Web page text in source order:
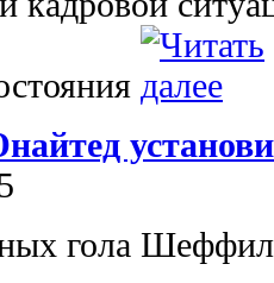
гола